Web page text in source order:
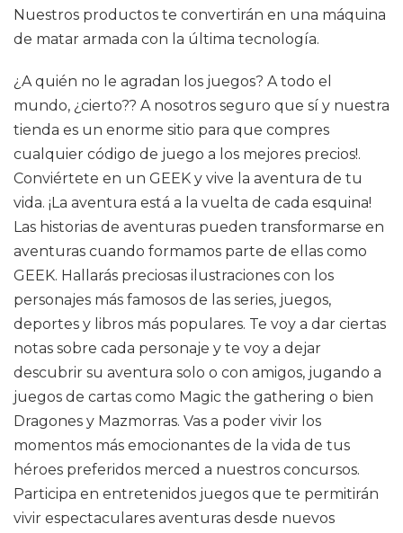
Nuestros productos te convertirán en una máquina
de matar armada con la última tecnología.
¿A quién no le agradan los juegos? A todo el
mundo, ¿cierto?? A nosotros seguro que sí y nuestra
tienda es un enorme sitio para que compres
cualquier código de juego a los mejores precios!.
Conviértete en un GEEK y vive la aventura de tu
vida. ¡La aventura está a la vuelta de cada esquina!
Las historias de aventuras pueden transformarse en
aventuras cuando formamos parte de ellas como
GEEK. Hallarás preciosas ilustraciones con los
personajes más famosos de las series, juegos,
deportes y libros más populares. Te voy a dar ciertas
notas sobre cada personaje y te voy a dejar
descubrir su aventura solo o con amigos, jugando a
juegos de cartas como Magic the gathering o bien
Dragones y Mazmorras. Vas a poder vivir los
momentos más emocionantes de la vida de tus
héroes preferidos merced a nuestros concursos.
Participa en entretenidos juegos que te permitirán
vivir espectaculares aventuras desde nuevos